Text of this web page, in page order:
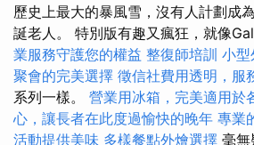
歷史上最大的暴風雪，沒有人計劃成
誕老人。 特別版有趣又瘋狂，就像
業服務守護您的權益 整復師培訓 小型
聚會的完美選擇 徵信社費用透明，服
系列一樣。 營業用冰箱，完美適用於
心，讓長者在此度過愉快的晚年 專業
活動提供美味 多樣餐點外燴選擇 毫無